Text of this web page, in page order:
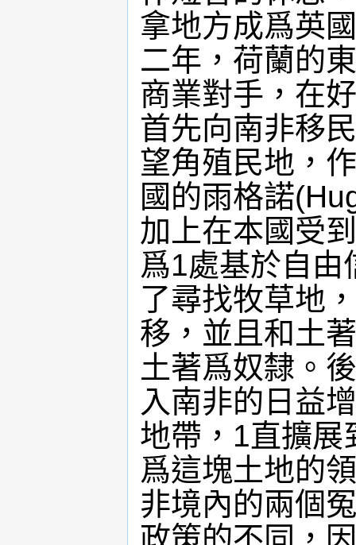
拿地方成爲英
二年，荷蘭的
商業對手，在
首先向南非移
望角殖民地，
國的雨格諾
加上在本國受
爲1處基於自由
了尋找牧草地
移，並且和土
土著爲奴隸。
入南非的日益
地帶，1直擴展
爲這塊土地的
非境內的兩個